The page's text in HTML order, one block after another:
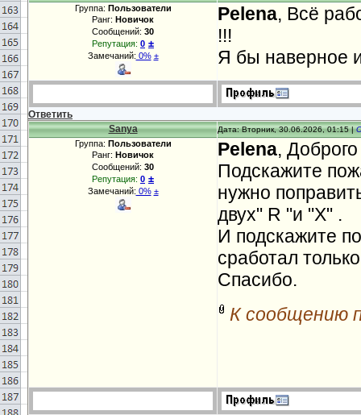
Группа: Пользователи
Ранг: Новичок
Сообщений: 30
Репутация: 0 ±
Замечаний: 0% ±
Pelena, Всё
!!!
Я бы наверное
Ответить
Sanya
Дата: Вторник, 30.06.2026, 01:15 |
Группа: Пользователи
Ранг: Новичок
Сообщений: 30
Репутация: 0 ±
Замечаний: 0% ±
Pelena,
Подскажите
нужно
двух" R "и "Х" .
И подскажите
сработал
Спасибо.
К сообщению